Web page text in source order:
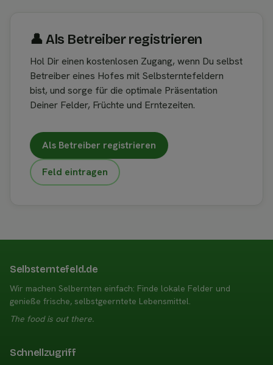
👤︎ Als Betreiber registrieren
Hol Dir einen kostenlosen Zugang, wenn Du selbst
Betreiber eines Hofes mit Selbsterntefeldern
bist, und sorge für die optimale Präsentation
Deiner Felder, Früchte und Erntezeiten.
Als Betreiber registrieren
Feld eintragen
Selbsterntefeld.de
Wir machen Selbernten einfach: Finde lokale Felder und
genieße frische, selbstgeerntete Lebensmittel.
The food is out there.
Schnellzugriff